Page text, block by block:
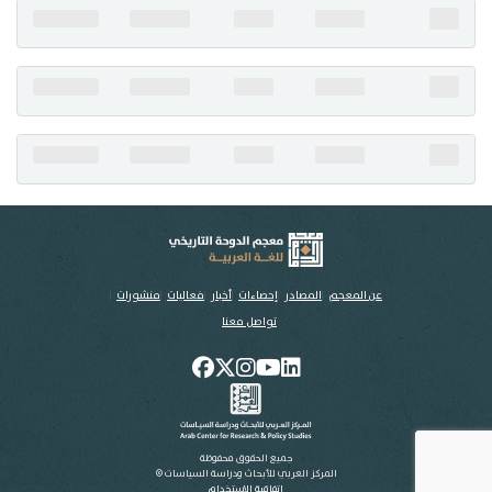
عن المعجم المصادر إحصاءات أخبار فعاليات منشورات
تواصل معنا
جميع الحقوق محفوظة
المركز العربي للأبحاث ودراسة السياسات ©